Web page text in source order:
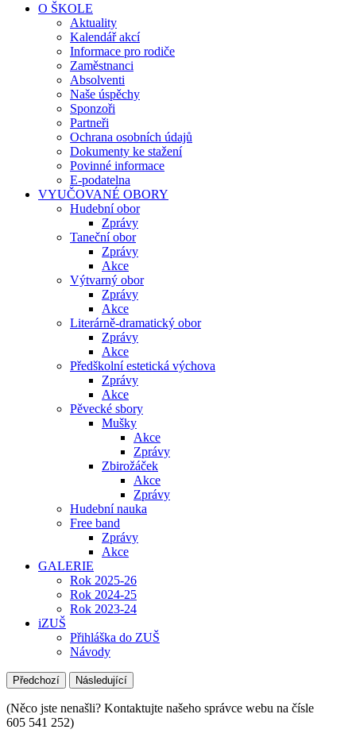
O ŠKOLE
Aktuality
Kalendář akcí
Informace pro rodiče
Zaměstnanci
Absolventi
Naše úspěchy
Sponzoři
Partneři
Ochrana osobních údajů
Dokumenty ke stažení
Povinné informace
E-podatelna
VYUČOVANÉ OBORY
Hudební obor
Zprávy
Taneční obor
Zprávy
Akce
Výtvarný obor
Zprávy
Akce
Literárně-dramatický obor
Zprávy
Akce
Předškolní estetická výchova
Zprávy
Akce
Pěvecké sbory
Mušky
Akce
Zprávy
Zbirožáček
Akce
Zprávy
Hudební nauka
Free band
Zprávy
Akce
GALERIE
Rok 2025-26
Rok 2024-25
Rok 2023-24
iZUŠ
Přihláška do ZUŠ
Návody
Předchozí Následující
(Něco jste nenašli? Kontaktujte našeho správce webu na čísle
605 541 252)